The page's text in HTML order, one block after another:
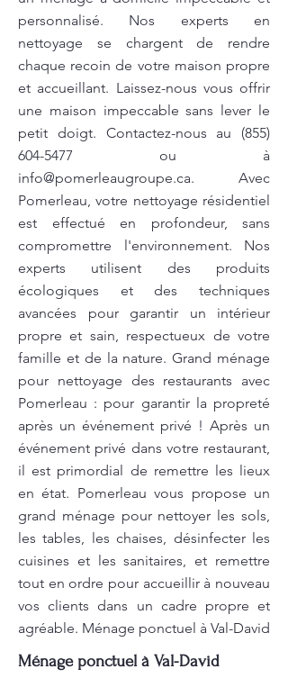
personnalisé. Nos experts en
nettoyage se chargent de rendre
chaque recoin de votre maison propre
et accueillant. Laissez-nous vous offrir
une maison impeccable sans lever le
petit doigt. Contactez-nous au (855)
604-5477 ou à
info@pomerleaugroupe.ca. Avec
Pomerleau, votre nettoyage résidentiel
est effectué en profondeur, sans
compromettre l'environnement. Nos
experts utilisent des produits
écologiques et des techniques
avancées pour garantir un intérieur
propre et sain, respectueux de votre
famille et de la nature. Grand ménage
pour nettoyage des restaurants avec
Pomerleau : pour garantir la propreté
après un événement privé ! Après un
événement privé dans votre restaurant,
il est primordial de remettre les lieux
en état. Pomerleau vous propose un
grand ménage pour nettoyer les sols,
les tables, les chaises, désinfecter les
cuisines et les sanitaires, et remettre
tout en ordre pour accueillir à nouveau
vos clients dans un cadre propre et
agréable. Ménage ponctuel à Val-David
Ménage ponctuel à Val-David